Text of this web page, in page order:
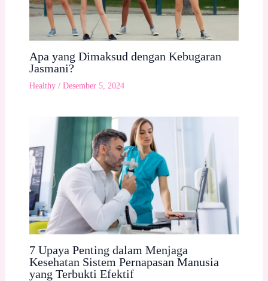
Apa yang Dimaksud dengan Kebugaran
Jasmani?
Healthy/ Desember 5, 2024
7 Upaya Penting dalam Menjaga
Kesehatan Sistem Pernapasan Manusia
yang Terbukti Efektif